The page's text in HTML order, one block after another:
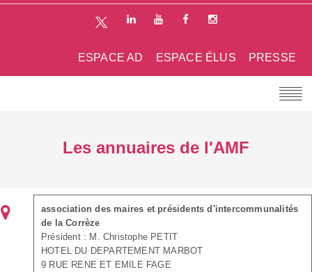
PRESSE
ESPACE ÉLUS
ESPACE AD
Les annuaires de l'AMF
association des maires et présidents d'intercommunalités
de la Corrèze
Président : M. Christophe PETIT
HOTEL DU DEPARTEMENT MARBOT
9 RUE RENE ET EMILE FAGE